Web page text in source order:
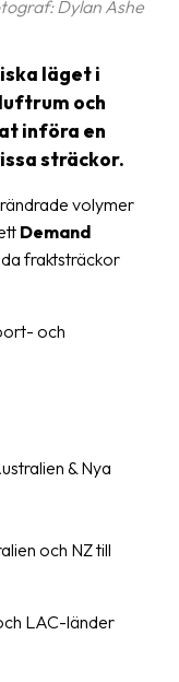
Dylan Ashe
läget i
och
införa en
sträckor.
volymer
Demand
fraktsträckor
och
& Nya
och NZ till
LAC-länder